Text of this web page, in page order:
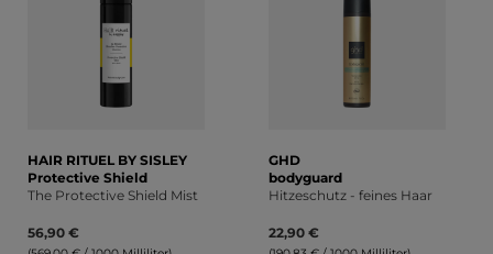
HAIR RITUEL BY SISLEY
Protective Shield
The Protective Shield Mist
56,90 €
GHD
bodyguard
Hitzeschutz - feines Haar
22,90 €